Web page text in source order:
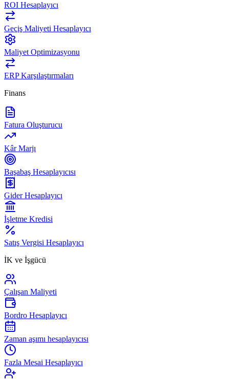
ROI Hesaplayıcı
Geçiş Maliyeti Hesaplayıcı
Maliyet Optimizasyonu
ERP Karşılaştırmaları
Finans
Fatura Oluşturucu
Kâr Marjı
Başabaş Hesaplayıcısı
Gider Hesaplayıcı
İşletme Kredisi
Satış Vergisi Hesaplayıcı
İK ve İşgücü
Çalışan Maliyeti
Bordro Hesaplayıcı
Zaman aşımı hesaplayıcısı
Fazla Mesai Hesaplayıcı